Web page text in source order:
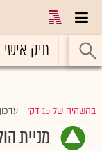
ראשי תיק אישי
בהשהיה של 15 דק'
מניית